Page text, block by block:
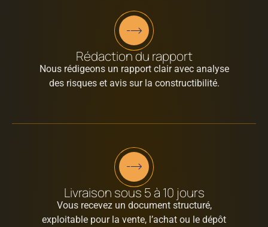
Rédaction du rapport
Nous rédigeons un rapport clair avec analyse
des risques et avis sur la constructibilité.
Livraison sous 5 à 10 jours
Vous recevez un document structuré,
exploitable pour la vente, l’achat ou le dépôt